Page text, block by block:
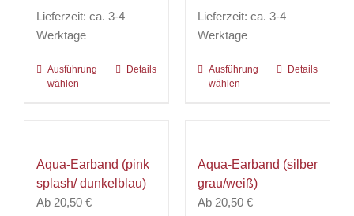
werden
Lieferzeit: ca. 3-4
Werktage
Ausführung
wählen
Dieses
auf.
Die
Details
Lieferzeit: ca. 3-4
Werktage
Ausführung
wählen
Dieses
auf.
Die
Details
Aqua-Earband (pink
splash/ dunkelblau)
Ab 20,50 €
Aqua-Earband (silber
grau/weiß)
Ab 20,50 €